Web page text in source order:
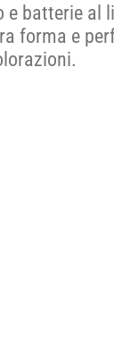
e batterie al
forma e